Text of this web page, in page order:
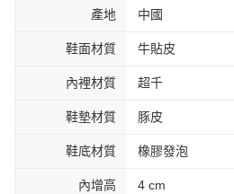
產地 中國
鞋面材質 牛貼皮
內裡材質 超千
鞋墊材質 豚皮
鞋底材質 橡膠發泡
內增高 4 cm